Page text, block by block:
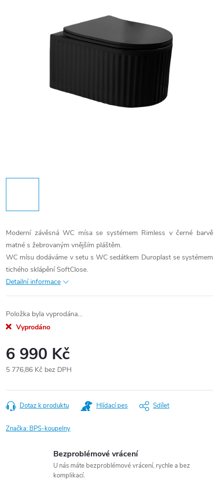
Moderní závěsná WC mísa se systémem Rimless v černé barvě
matné s žebrovaným vnějším pláštěm.
WC mísu dodáváme v setu s WC sedátkem Duroplast se systémem
tichého sklápění SoftClose.
Detailní informace
Položka byla vyprodána…
Vyprodáno
6 990 Kč
5 776,86 Kč bez DPH
cena:
Dotaz k produktu Hlídací pes Sdílet
Značka: BPS-koupelny
Bezproblémové vrácení
U nás máte bezproblémové vrácení, rychle a bez
komplikací.